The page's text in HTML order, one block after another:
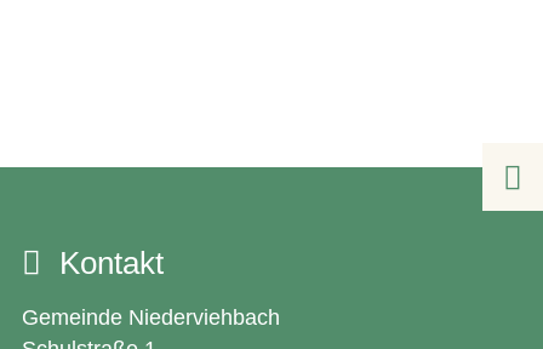
Kontakt
Gemeinde Niederviehbach
